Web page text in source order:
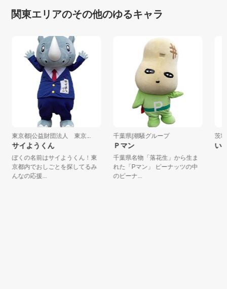
関東エリアのその他のゆるキャラ
東京都|公益財団法人 東京...
サイようくん
ぼくの名前はサイようくん！東
京都内でおしごとを探してるみ
んなの応援...
千葉県|潮騒グループ
Ｐマン
千葉県名物「落花生」から生ま
れた「Pマン」 ピーナッツの中
のピーナ...
茨城
い